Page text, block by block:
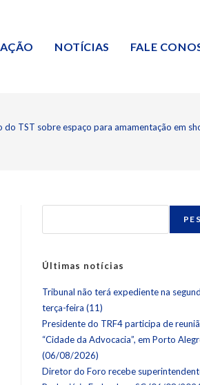
NOTÍCIAS FALE
do TST sobre espaço para amamentação em
Últimas notícias
Tribunal não terá expediente na
terça-feira (11)
Presidente do TRF4 participa de
“Cidade da Advocacia”, em Porto
(06/08/2026)
Diretor do Foro recebe